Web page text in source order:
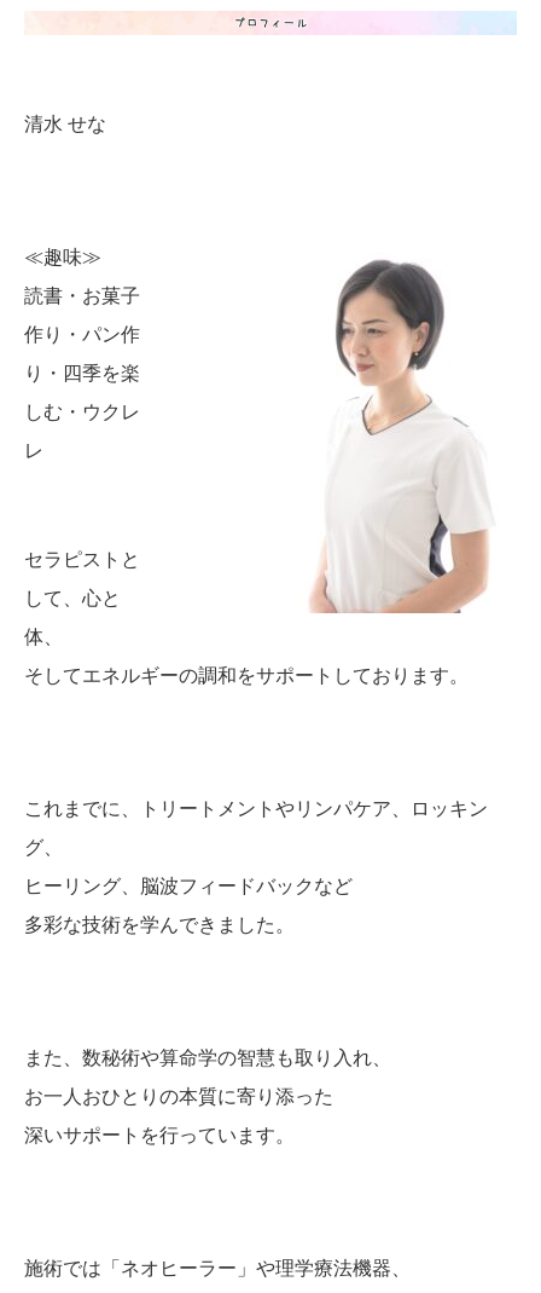
清水 せな
≪趣味≫
読書・お菓子
作り・パン作
り・四季を楽
しむ・ウクレ
レ
セラピスト と
して、 心と
体、
そしてエネルギーの調和をサポート しており ます。
これまでに、 トリートメント やリンパケア、
ロッキン
グ、
ヒーリング、
脳波フィードバック など
多彩な技術を学んでき ま した。
また、 数秘術や算命学の智慧 も取り入れ、
お一人 おひとり の本質に寄り 添った
深いサポート を行ってい ます。
施術では「 ネオヒーラー」 や理学療法機器、